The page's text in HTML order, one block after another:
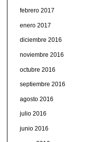
febrero 2017
enero 2017
diciembre 2016
noviembre 2016
octubre 2016
septiembre 2016
agosto 2016
julio 2016
junio 2016